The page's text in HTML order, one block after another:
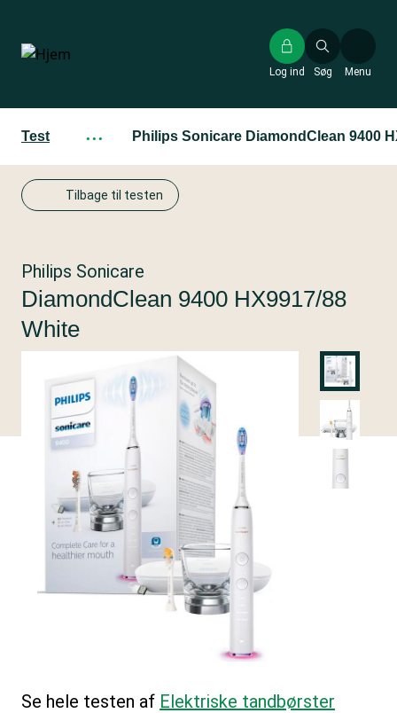
hovedindhold
Søg
Log ind Menu
Test ··· Philips Sonicare DiamondClean 9400
Tilbage til testen
Philips Sonicare
DiamondClean 9400 HX9917/88
White
Se hele testen af Elektriske tandbørster